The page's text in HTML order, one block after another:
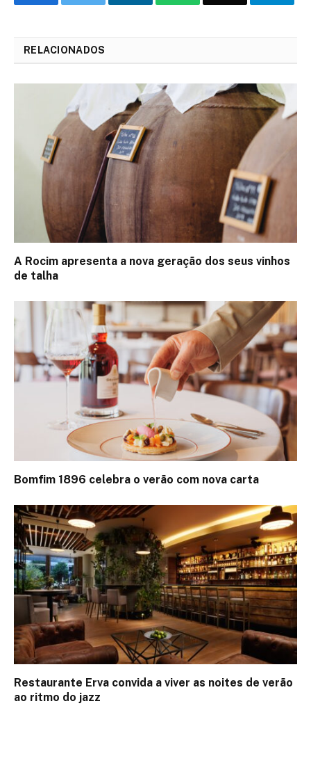
RELACIONADOS
A Rocim apresenta a nova geração dos seus vinhos
de talha
Bomfim 1896 celebra o verão com nova carta
Restaurante Erva convida a viver as noites de verão
ao ritmo do jazz